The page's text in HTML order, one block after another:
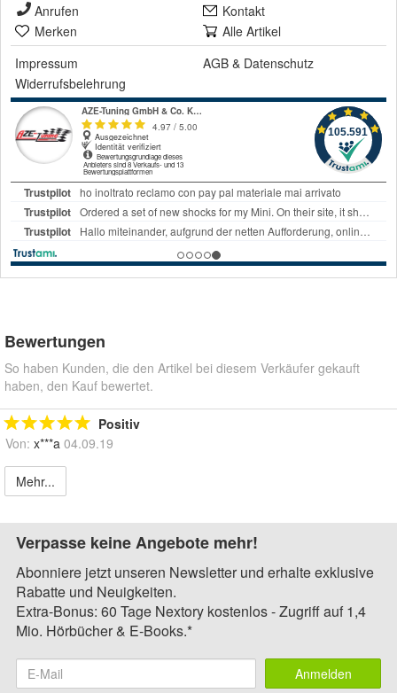
Anrufen
Kontakt
Merken
Alle Artikel
Impressum
AGB & Datenschutz
Widerrufsbelehrung
Bewertungen
So haben Kunden, die den Artikel bei diesem Verkäufer gekauft
haben, den Kauf bewertet.
Positiv
Von: x***a 04.09.19
Mehr...
Verpasse keine Angebote mehr!
Abonniere jetzt unseren Newsletter und erhalte exklusive
Rabatte und Neuigkeiten.
Extra-Bonus: 60 Tage Nextory kostenlos - Zugriff auf 1,4
Mio. Hörbücher & E-Books.*
Anmelden